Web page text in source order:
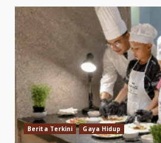
Berita Terkini Gaya Hidup